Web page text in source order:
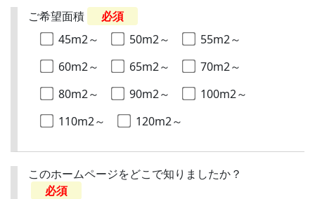
ご希望面積
必須
45m2～
50m2～
55m2～
60m2～
65m2～
70m2～
80m2～
90m2～
100m2～
110m2～
120m2～
このホームページをどこで知りましたか？
必須